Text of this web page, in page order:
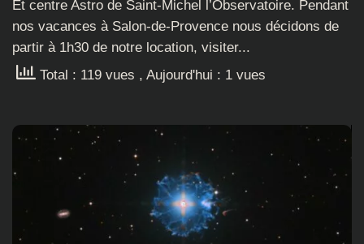
Et centre Astro de Saint-Michel l’Observatoire. Pendant
nos vacances à Salon-de-Provence nous décidons de
partir à 1h30 de notre location, visiter...
Total : 119 vues , Aujourd'hui : 1 vues